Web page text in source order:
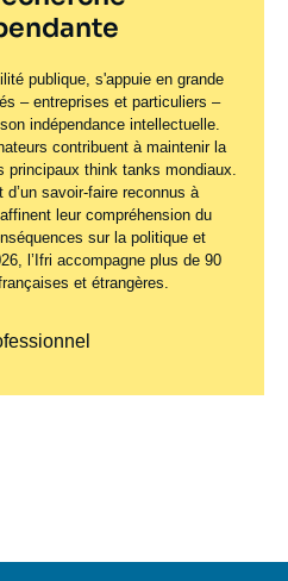
publique, s'appuie en grande
– entreprises et particuliers –
indépendance intellectuelle.
contribuent à maintenir la
principaux think tanks mondiaux.
d’un savoir-faire reconnus à
leur compréhension du
sur la politique et
l’Ifri accompagne plus de 90
et étrangères.